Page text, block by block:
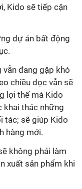
Kido sẽ tiếp cận
dự án bất động
đang gặp khó
chiều dọc vẫn sẽ
lợi thế mà Kido
khai thác những
tác; sẽ giúp Kido
hàng mới.
không phải làm
xuất sản phẩm khi